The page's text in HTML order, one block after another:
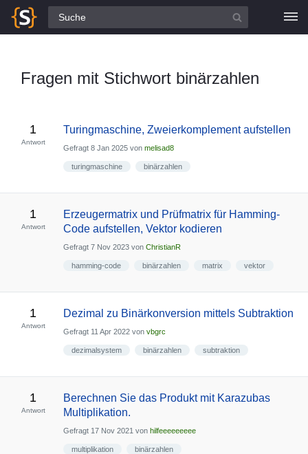
Alle Fragen
Fragen mit Stichwort binärzahlen
1
Antwort
Turingmaschine, Zweierkomplement aufstellen
Gefragt 8 Jan 2025 von melisad8
turingmaschine binärzahlen
1
Antwort
Erzeugermatrix und Prüfmatrix für Hamming-
Code aufstellen, Vektor kodieren
Gefragt 7 Nov 2023 von ChristianR
hamming-code binärzahlen matrix vektor
1
Antwort
Dezimal zu Binärkonversion mittels Subtraktion
Gefragt 11 Apr 2022 von vbgrc
dezimalsystem binärzahlen subtraktion
1
Antwort
Berechnen Sie das Produkt mit Karazubas
Multiplikation.
Gefragt 17 Nov 2021 von hilfeeeeeeeee
multiplikation binärzahlen